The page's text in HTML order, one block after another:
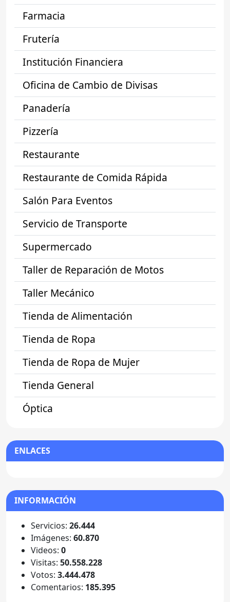
Farmacia
Frutería
Institución Financiera
Oficina de Cambio de Divisas
Panadería
Pizzería
Restaurante
Restaurante de Comida Rápida
Salón Para Eventos
Servicio de Transporte
Supermercado
Taller de Reparación de Motos
Taller Mecánico
Tienda de Alimentación
Tienda de Ropa
Tienda de Ropa de Mujer
Tienda General
Óptica
ENLACES
INFORMACIÓN
Servicios: 26.444
Imágenes: 60.870
Videos: 0
Visitas: 50.558.228
Votos: 3.444.478
Comentarios: 185.395